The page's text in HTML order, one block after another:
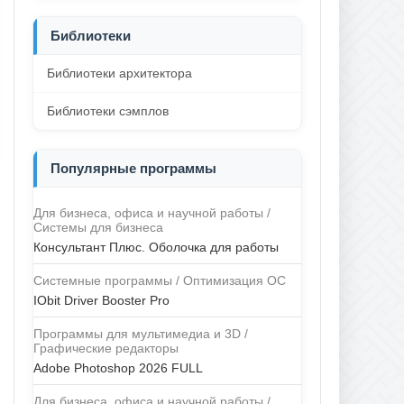
Библиотеки
Библиотеки архитектора
Библиотеки сэмплов
Популярные программы
Для бизнеса, офиса и научной работы /
Системы для бизнеса
Консультант Плюс. Оболочка для работы
Системные программы / Оптимизация ОС
IObit Driver Booster Pro
Программы для мультимедиа и 3D /
Графические редакторы
Adobe Photoshop 2026 FULL